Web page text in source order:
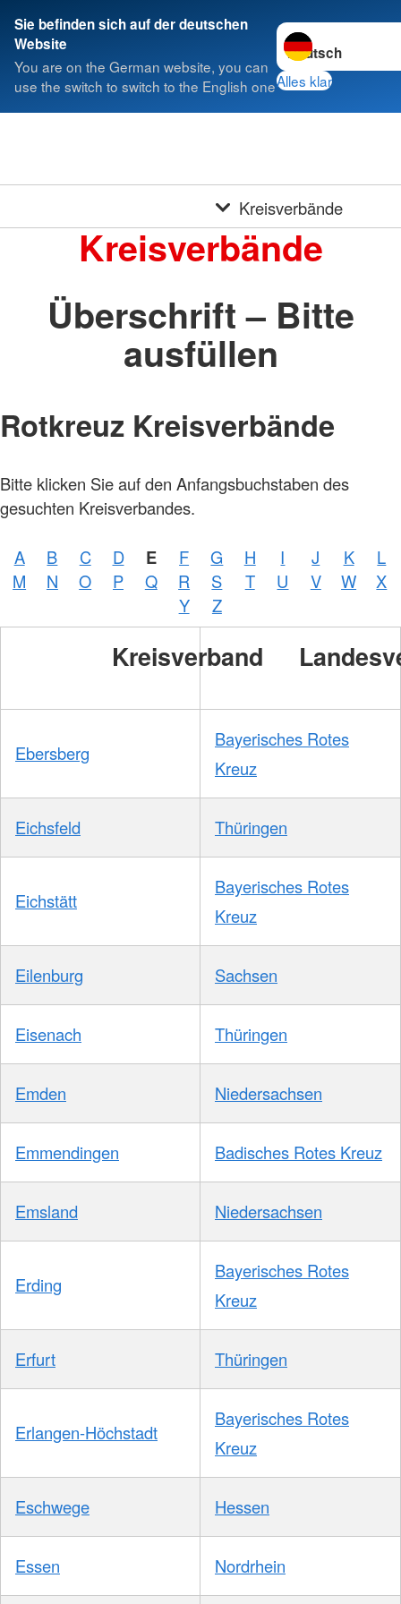
Sie befinden sich auf der deutschen
Website
You are on the German website, you can
use the switch to switch to the English one
Sprache wechseln
Alles klar
Kreisverbände
Kreisverbände
Überschrift – Bitte
ausfüllen
Rotkreuz Kreisverbände
Bitte klicken Sie auf den Anfangsbuchstaben des
gesuchten Kreisverbandes.
A B C D E F G H I J K
L
M
N O P Q R S T U V W
X
Y
Z
Kreisverband
Ebersberg
Bayerisches Rotes
Kreuz
Eichsfeld Thüringen
Eichstätt
Bayerisches Rotes
Kreuz
Eilenburg Sachsen
Eisenach Thüringen
Emden Niedersachsen
Emmendingen Badisches Rotes Kreuz
Emsland Niedersachsen
Erding
Bayerisches Rotes
Kreuz
Erfurt Thüringen
Erlangen-Höchstadt
Bayerisches Rotes
Kreuz
Eschwege Hessen
Essen Nordrhein